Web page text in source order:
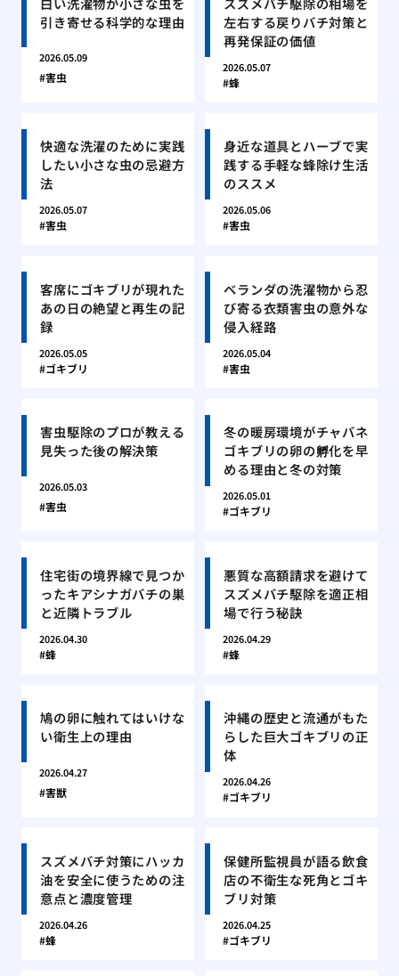
引き寄せる科学的な理由
2026.05.09
害虫
左右する戻りバチ対策と
再発保証の価値
2026.05.07
蜂
快適な洗濯のために実践
したい小さな虫の忌避方
法
2026.05.07
害虫
身近な道具とハーブで実
践する手軽な蜂除け生活
のススメ
2026.05.06
害虫
客席にゴキブリが現れた
あの日の絶望と再生の記
録
2026.05.05
ゴキブリ
ベランダの洗濯物から忍
び寄る衣類害虫の意外な
侵入経路
2026.05.04
害虫
害虫駆除のプロが教える
見失った後の解決策
2026.05.03
害虫
冬の暖房環境がチャバネ
ゴキブリの卵の孵化を早
める理由と冬の対策
2026.05.01
ゴキブリ
住宅街の境界線で見つか
ったキアシナガバチの巣
と近隣トラブル
2026.04.30
蜂
悪質な高額請求を避けて
スズメバチ駆除を適正相
場で行う秘訣
2026.04.29
蜂
鳩の卵に触れてはいけな
い衛生上の理由
2026.04.27
害獣
沖縄の歴史と流通がもた
らした巨大ゴキブリの正
体
2026.04.26
ゴキブリ
スズメバチ対策にハッカ
油を安全に使うための注
意点と濃度管理
2026.04.26
蜂
保健所監視員が語る飲食
店の不衛生な死角とゴキ
ブリ対策
2026.04.25
ゴキブリ